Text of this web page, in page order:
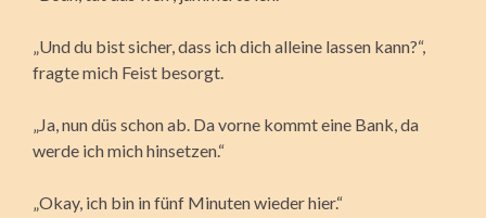
„Und du bist sicher, dass ich dich alleine lassen kann?“,
fragte mich Feist besorgt.
„Ja, nun düs schon ab. Da vorne kommt eine Bank, da
werde ich mich hinsetzen.“
„Okay, ich bin in fünf Minuten wieder hier.“